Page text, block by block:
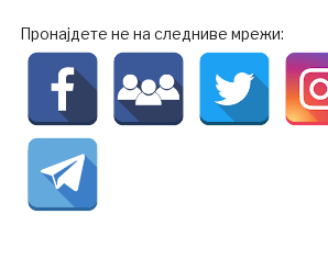
Пронајдете не на следниве мрежи: